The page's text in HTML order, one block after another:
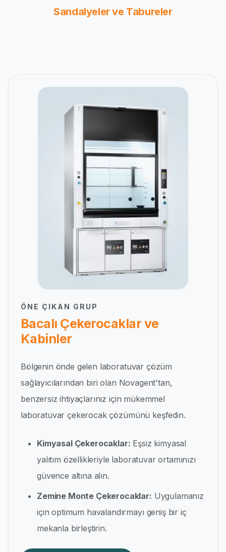
Sandalyeler ve Tabureler
ÖNE ÇIKAN GRUP
Bacalı Çekerocaklar ve
Kabinler
Bölgenin önde gelen laboratuvar çözüm
sağlayıcılarından biri olan Novagent'tan,
benzersiz ihtiyaçlarınız için mükemmel
laboratuvar çekerocak çözümünü keşfedin.
Kimyasal Çekerocaklar: Eşsiz kimyasal
yalıtım özellikleriyle laboratuvar ortamınızı
güvence altına alın.
Zemine Monte Çekerocaklar: Uygulamanız
için optimum havalandırmayı geniş bir iç
mekanla birleştirin.